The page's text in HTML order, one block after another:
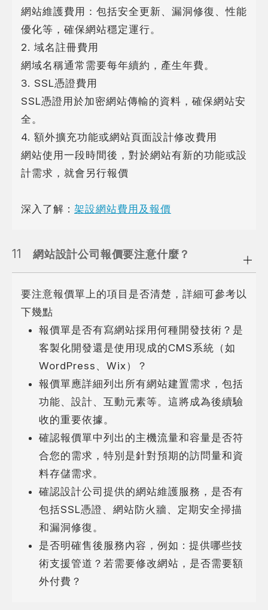
網站維護費用：包括安全更新、漏洞修復、性能
優化等，確保網站穩定運行。
2. 域名註冊費用
網域名稱通常需要每年續約，產生年費。
3. SSL憑證費用
SSL憑證用於加密網站傳輸的資料，確保網站安
全。
4. 額外擴充功能或網站頁面設計修改費用
網站使用一段時間後，對於網站有新的功能或設
計需求，就會另行報價
深入了解 : 架設網站費用及報價
11 網站設計公司報價要注意什麼？
要注意報價單上的項目是否清楚，詳細可參考以
下幾點
報價單是否有寫網站採用何種開發技術？是
客製化開發還是使用現成的CMS系統（如
WordPress、Wix）？
報價單應詳細列出所有網站建置需求，包括
功能、設計、互動元素等。這將成為後續驗
收的重要依據。
確認報價單中列出的主機流量和容量是否符
合您的需求，特別是針對預期的訪問量和資
料存儲需求。
確認設計公司提供的網站維護服務，是否有
包括SSL憑證、網站防火牆、定期安全掃描
和漏洞修復。
是否明確售後服務內容，例如 : 提供哪些技
術支援管道？若需要修改網站，是否需要額
外付費？